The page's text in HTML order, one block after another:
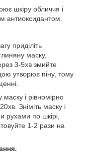
шкіру обличчя і
антиоксидантом.
приділіть
маску,
3-5хв змийте
утворює піну, тому
маску і рівномірно
Зніміть маску і
рухами по шкірі,
1-2 рази на